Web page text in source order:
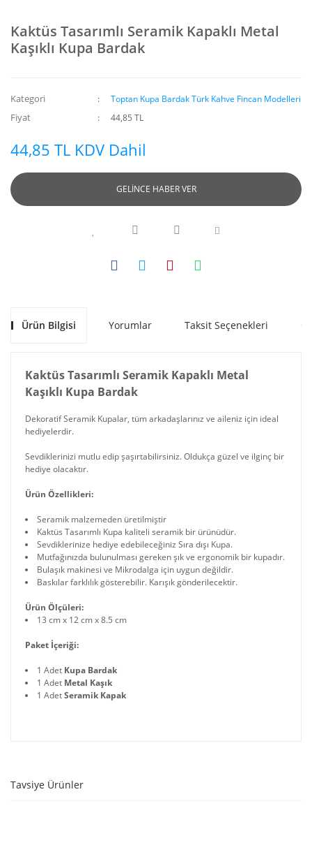
Kaktüs Tasarımlı Seramik Kapaklı Metal
Kaşıklı Kupa Bardak
Kategori Toptan Kupa Bardak Türk Kahve Fincan Modelleri
Fiyat 44,85 TL
44,85 TL KDV Dahil
GELİNCE HABER VER
Ürün Bilgisi Yorumlar Taksit Seçenekleri
Kaktüs Tasarımlı Seramik Kapaklı Metal
Kaşıklı Kupa Bardak
Dekoratif Seramik Kupalar, tüm arkadaşlarınız ve aileniz için ideal
hediyelerdir.
Sevdiklerinizi mutlu edip şaşırtabilirsiniz. Oldukça güzel ve ilginç bir
hediye olacaktır.
Ürün Özellikleri:
Seramik malzemeden üretilmiştir
Kaktüs Tasarımlı Kupa kaliteli seramik bir ürünüdür.
Sevdiklerinize hediye edebileceğiniz Sıra dışı Kupa.
Mutfağınızda bulunulması gereken şık ve ergonomik bir kupadır.
Bulaşık makinesi ve Mikrodalga için uygun değildir.
Baskılar farklılık gösterebilir. Karışık gönderilecektir.
Ürün Ölçüleri:
13 cm x 12 cm x 8.5 cm
Paket İçeriği:
1 Adet Kupa Bardak
1 Adet Metal Kaşık
1 AdetSeramik Kapak
Tavsiye Ürünler